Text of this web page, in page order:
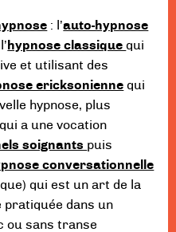
: l’auto-hypnose
hypnose classiquequi
et utilisant des
ericksonienne qui
hypnose, plus
a une vocation
soignants puis
conversationnelle
qui est un art de la
dans un
ou sans transe